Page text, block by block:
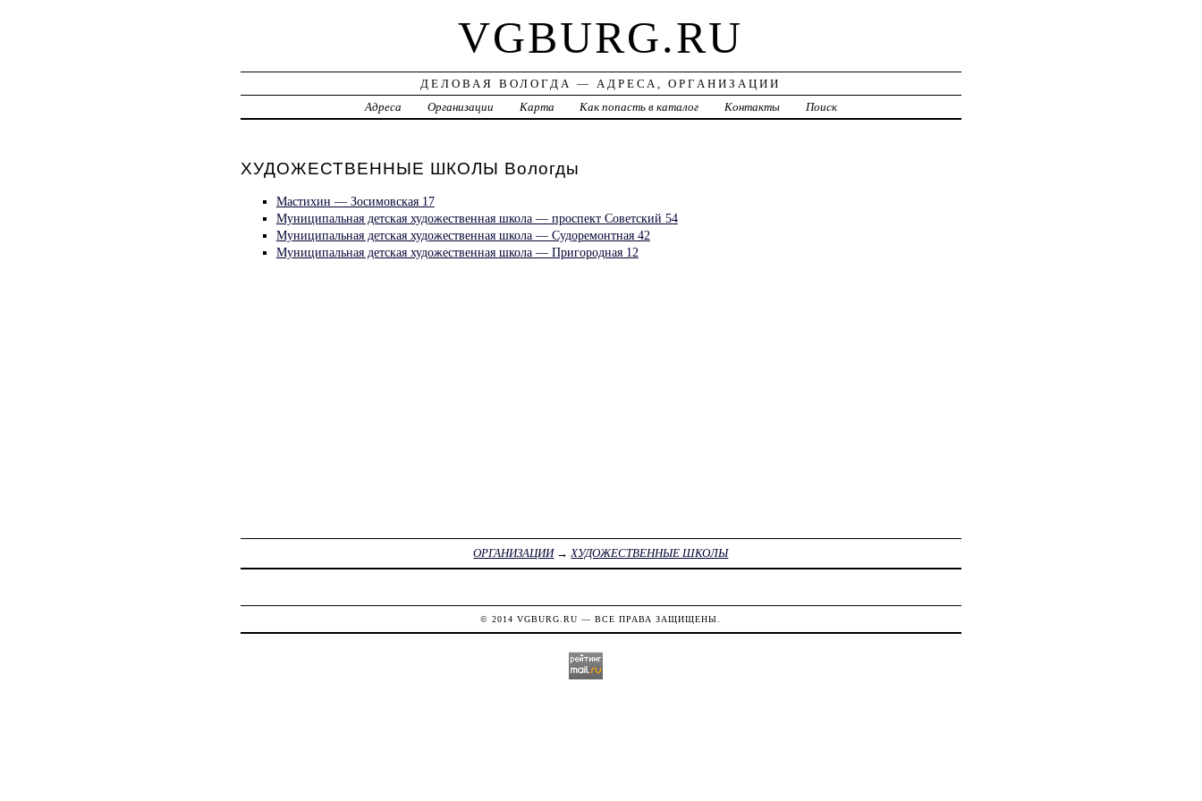
VGBURG.RU
ДЕЛОВАЯ ВОЛОГДА — АДРЕСА, ОРГАНИЗАЦИИ
Адреса
Организации Карта Как попасть в каталог Контакты Поиск
ХУДОЖЕСТВЕННЫЕ ШКОЛЫ Вологды
Мастихин — Зосимовская 17
Муниципальная детская художественная школа — проспект Советский 54
Муниципальная детская художественная школа — Судоремонтная 42
Муниципальная детская художественная школа — Пригородная 12
ОРГАНИЗАЦИИ→ХУДОЖЕСТВЕННЫЕ ШКОЛЫ
© 2014VGBURG.RU — ВСЕ ПРАВА ЗАЩИЩЕНЫ.